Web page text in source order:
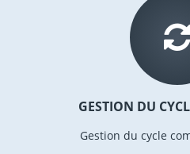
GESTION DU
Gestion du cycle